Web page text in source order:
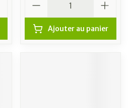
Ajouter au panier